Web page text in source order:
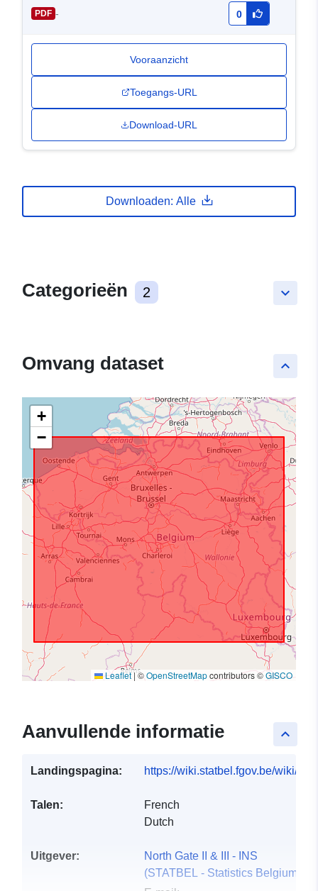
PDF - 0
Vooraanzicht
Toegangs-URL
Download-URL
Downloaden: Alle
keyboard_arrow_down
Categorieën 2
keyboard_arrow_up
Omvang dataset
+
−
Leaflet|©OpenStreetMapcontributors ©GISCO
keyboard_arrow_up
Aanvullende informatie
Landingspagina: https://wiki.statbel.fgov.be/wiki/
Talen:
French
Dutch
Uitgever:
North Gate II & III - INS
(STATBEL - Statistics Belgium)